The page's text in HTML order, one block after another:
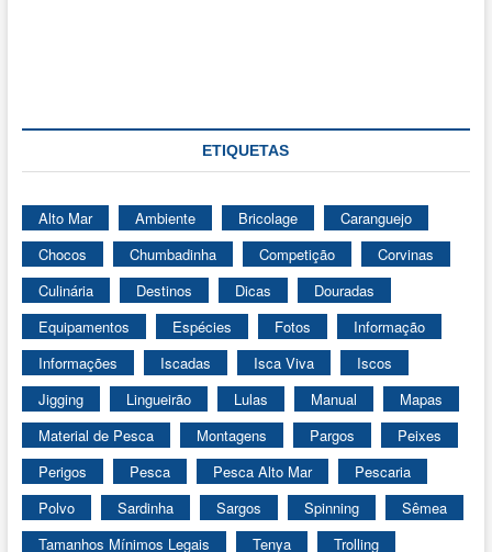
ETIQUETAS
Alto Mar Ambiente Bricolage
Caranguejo
Chocos
Chumbadinha Competição
Corvinas
Culinária
Destinos Dicas
Douradas
Equipamentos
Espécies Fotos
Informação
Informações
Iscadas Isca Viva
Iscos
Jigging
Lingueirão Lulas Manual
Mapas
Material de Pesca
Montagens Pargos
Peixes
Perigos
Pesca Pesca Alto Mar
Pescaria
Polvo
Sardinha Sargos Spinning
Sêmea
Tamanhos Mínimos Legais
Tenya
Trolling